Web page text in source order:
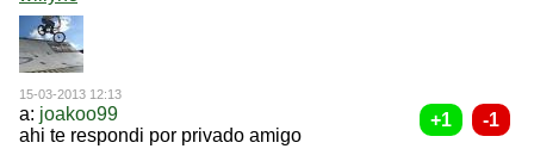
15-03-2013 12:13
a: joakoo99
ahi te respondi por privado amigo